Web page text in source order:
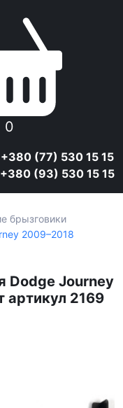
0
+380 (77) 530 15 15
+380 (93) 530 15 15
брызговики
2009–2018
Dodge Journey
артикул 2169